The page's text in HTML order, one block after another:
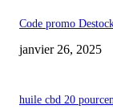
Code promo
janvier 26, 2025
huile cbd 20